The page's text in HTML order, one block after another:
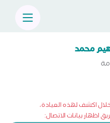
محمد
اكشف لهذه العيادة،
بيانات الاتصال: